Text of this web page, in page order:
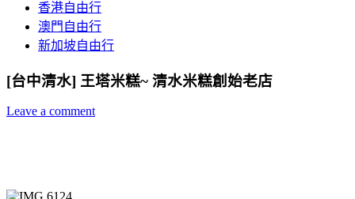
香港自由行
澳門自由行
新加坡自由行
[台中清水] 王塔米糕~ 清水米糕創始老店
Leave a comment